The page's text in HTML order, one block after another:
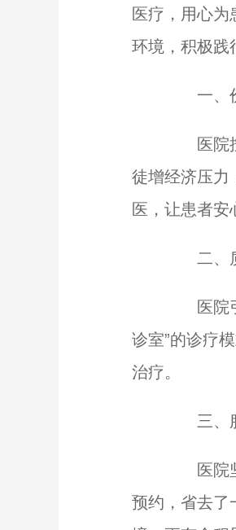
医疗，用心为
环境，积极践
一、价
医院按
徒增经济压力
医，让患者安
二、质
医院引
诊室”的诊疗
治疗。
三、服
医院坚
预约，省去了